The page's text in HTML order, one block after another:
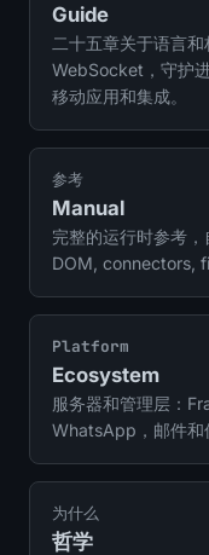
Guide
二十五章关于语言
WebSocket，守护
移动应用和集成。
参考
Manual
完整的运行时参考
DOM, connectors,
Platform
Ecosystem
服务器和管理层：
WhatsApp，邮件和
为什么
哲学